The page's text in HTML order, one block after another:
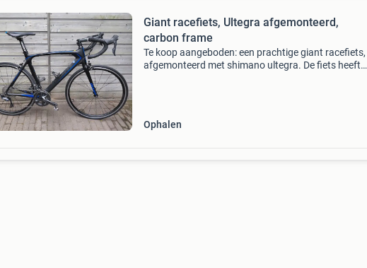
Giant racefiets, Ultegra afgemonteerd,
carbon frame
Te koop aangeboden: een prachtige giant racefiets,
afgemonteerd met shimano ultegra. De fiets heeft
Ophalen